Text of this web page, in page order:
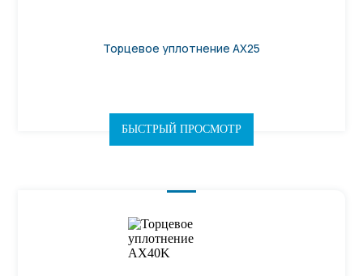
Торцевое уплотнение AX25
БЫСТРЫЙ ПРОСМОТР